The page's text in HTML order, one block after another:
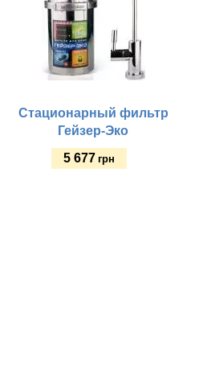
Стационарный фильтр
Гейзер-Эко
5 677 грн